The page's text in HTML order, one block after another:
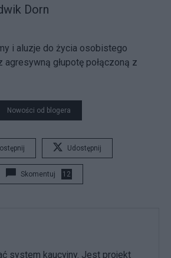
Dorn
i aluzje do życia osobistego
agresywną głupotę połączoną z
Nowości od blogera
Udostępnij
Skomentuj 12
system kaucyjny. Jest projekt